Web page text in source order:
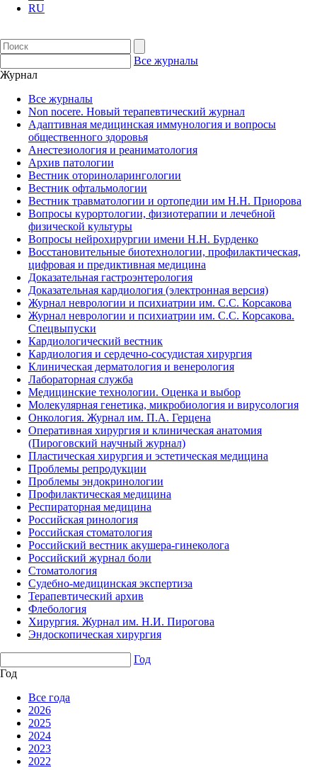
RU
Все журналы
Журнал
Все журналы
Non nocere. Новый терапевтический журнал
Адаптивная медицинская иммунология и вопросы
общественного здоровья
Анестезиология и реаниматология
Архив патологии
Вестник оториноларингологии
Вестник офтальмологии
Вестник травматологии и ортопедии им Н.Н. Приорова
Вопросы курортологии, физиотерапии и лечебной
физической культуры
Вопросы нейрохирургии имени Н.Н. Бурденко
Восстановительные биотехнологии, профилактическая,
цифровая и предиктивная медицина
Доказательная гастроэнтерология
Доказательная кардиология (электронная версия)
Журнал неврологии и психиатрии им. С.С. Корсакова
Журнал неврологии и психиатрии им. С.С. Корсакова.
Спецвыпуски
Кардиологический вестник
Кардиология и сердечно-сосудистая хирургия
Клиническая дерматология и венерология
Лабораторная служба
Медицинские технологии. Оценка и выбор
Молекулярная генетика, микробиология и вирусология
Онкология. Журнал им. П.А. Герцена
Оперативная хирургия и клиническая анатомия
(Пироговский научный журнал)
Пластическая хирургия и эстетическая медицина
Проблемы репродукции
Проблемы эндокринологии
Профилактическая медицина
Респираторная медицина
Российская ринология
Российская стоматология
Российский вестник акушера-гинеколога
Российский журнал боли
Стоматология
Судебно-медицинская экспертиза
Терапевтический архив
Флебология
Хирургия. Журнал им. Н.И. Пирогова
Эндоскопическая хирургия
Год
Год
Все года
2026
2025
2024
2023
2022